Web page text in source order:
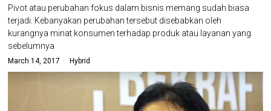
Pivot atau perubahan fokus dalam bisnis memang sudah biasa
terjadi. Kebanyakan perubahan tersebut disebabkan oleh
kurangnya minat konsumen terhadap produk atau layanan yang
sebelumnya
March 14, 2017 Hybrid